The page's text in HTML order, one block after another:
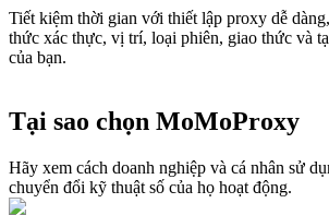
Tiết kiệm thời gian với thiết lập proxy dễ
thức xác thực, vị trí, loại phiên, giao thức và
của bạn.
Tại sao chọn MoMoProxy
Hãy xem cách doanh nghiệp và cá nhân sử
chuyển đổi kỹ thuật số của họ hoạt động.